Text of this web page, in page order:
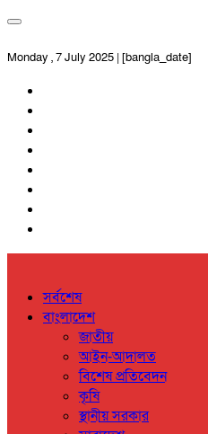
Monday , 7 July 2025 | [bangla_date]
সর্বশেষ
বাংলাদেশ
জাতীয়
আইন-আদালত
বিশেষ প্রতিবেদন
কৃষি
স্থানীয় সরকার